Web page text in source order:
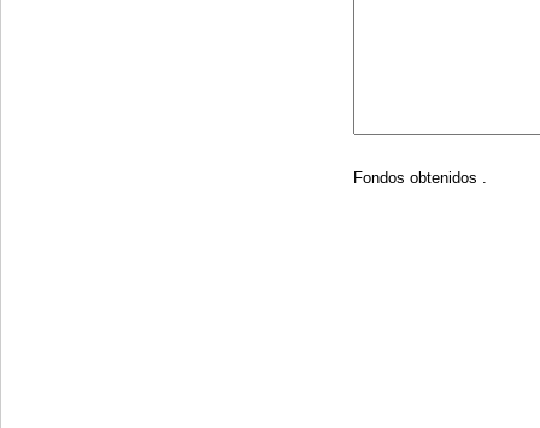
Fondos obtenidos .